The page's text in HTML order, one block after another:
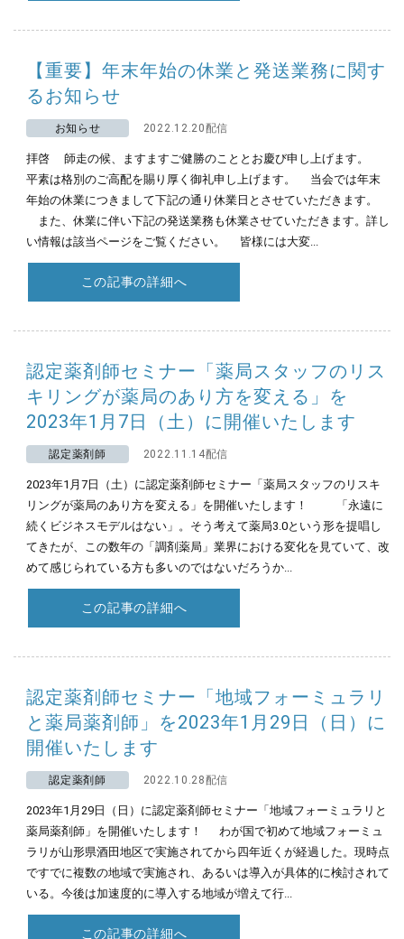
【重要】年末年始の休業と発送業務に関す
るお知らせ
お知らせ 2022.12.20配信
拝啓 師走の候、ますますご健勝のこととお慶び申し上げます。
平素は格別のご高配を賜り厚く御礼申し上げます。 当会では年末
年始の休業につきまして下記の通り休業日とさせていただきます。
また、休業に伴い下記の発送業務も休業させていただきます。詳し
い情報は該当ページをご覧ください。 皆様には大変...
この記事の詳細へ
認定薬剤師セミナー「薬局スタッフのリス
キリングが薬局のあり方を変える」を
2023年1月7日（土）に開催いたします
認定薬剤師 2022.11.14配信
2023年1月7日（土）に認定薬剤師セミナー「薬局スタッフのリスキ
リングが薬局のあり方を変える」を開催いたします！ 「永遠に
続くビジネスモデルはない」。そう考えて薬局3.0という形を提唱し
てきたが、この数年の「調剤薬局」業界における変化を見ていて、改
めて感じられている方も多いのではないだろうか...
この記事の詳細へ
認定薬剤師セミナー「地域フォーミュラリ
と薬局薬剤師」を2023年1月29日（日）に
開催いたします
認定薬剤師 2022.10.28配信
2023年1月29日（日）に認定薬剤師セミナー「地域フォーミュラリと
薬局薬剤師」を開催いたします！ わが国で初めて地域フォーミュ
ラリが山形県酒田地区で実施されてから四年近くが経過した。現時点
ですでに複数の地域で実施され、あるいは導入が具体的に検討されて
いる。今後は加速度的に導入する地域が増えて行...
この記事の詳細へ